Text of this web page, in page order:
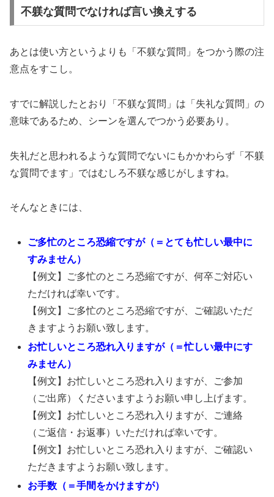
不躾な質問でなければ言い換えする
あとは使い方というよりも「不躾な質問」をつかう際の注
意点をすこし。
すでに解説したとおり「不躾な質問」は「失礼な質問」の
意味であるため、シーンを選んでつかう必要あり。
失礼だと思われるような質問でないにもかかわらず「不躾
な質問でます」ではむしろ不躾な感じがしますね。
そんなときには、
ご多忙のところ恐縮ですが（＝とても忙しい最中に
すみません）
【例文】ご多忙のところ恐縮ですが、何卒ご対応い
ただければ幸いです。
【例文】ご多忙のところ恐縮ですが、ご確認いただ
きますようお願い致します。
お忙しいところ恐れ入りますが（＝忙しい最中にす
みません）
【例文】お忙しいところ恐れ入りますが、ご参加
（ご出席）くださいますようお願い申し上げます。
【例文】お忙しいところ恐れ入りますが、ご連絡
（ご返信・お返事）いただければ幸いです。
【例文】お忙しいところ恐れ入りますが、ご確認い
ただきますようお願い致します。
お手数（＝手間をかけますが）